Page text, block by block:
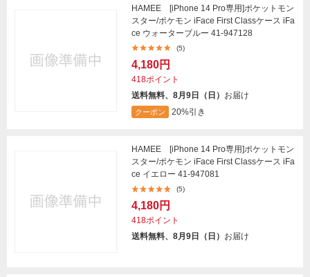
HAMEE [iPhone 14 Pro専用]ポケットモン
スター/ポケモン iFace First Classケース iFa
ce ウォーターブルー 41-947128
(5)
4,180円
418ポイント
送料無料、8月9日（日） お届け
クーポン 20%引き
HAMEE [iPhone 14 Pro専用]ポケットモン
スター/ポケモン iFace First Classケース iFa
ce イエロー 41-947081
(5)
4,180円
418ポイント
送料無料、8月9日（日） お届け